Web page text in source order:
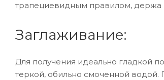
трапециевидным правилом, держа
Заглаживание:
Для получения идеально гладкой
теркой, обильно смоченной водой.